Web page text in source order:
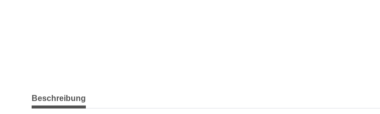
weitere Registerkarten anzeigen
Beschreibung